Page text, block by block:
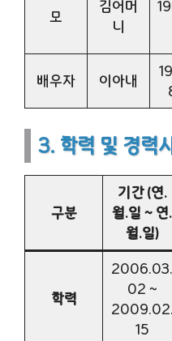
모
김어머
니
배우자 이아내
3. 학력 및 경력
구분
기간 (연.
월.일 ~ 연.
월.일)
학력
2006.03.
02 ~
2009.02.
15